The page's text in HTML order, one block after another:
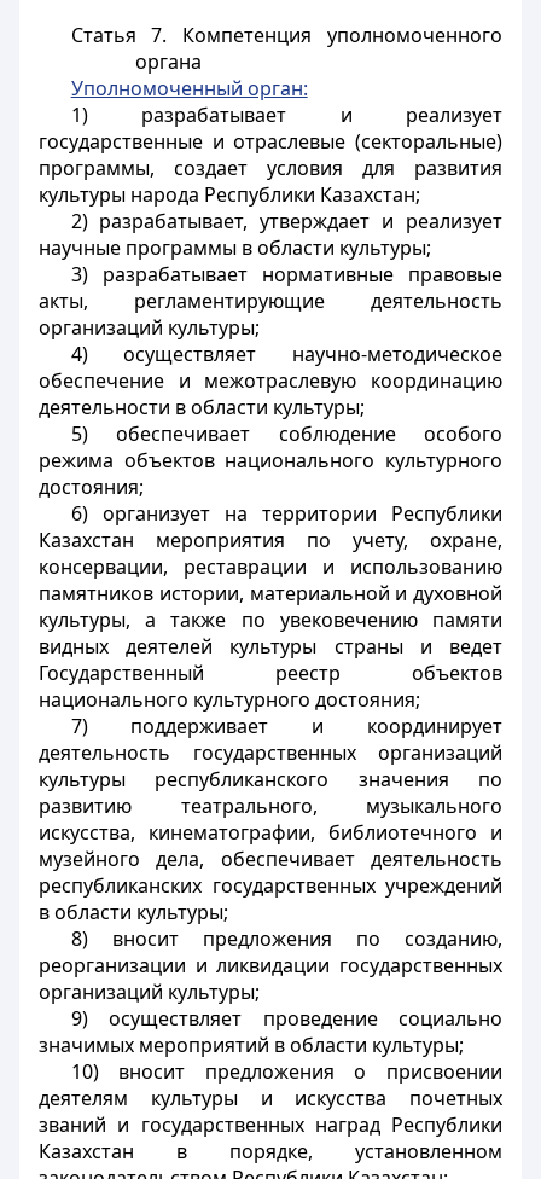
Статья 7. Компетенция уполномоченного
органа
Уполномоченный орган:
1) разрабатывает и реализует
государственные и отраслевые (секторальные)
программы, создает условия для развития
культуры народа Республики Казахстан;
2) разрабатывает, утверждает и реализует
научные программы в области культуры;
3) разрабатывает нормативные правовые
акты, регламентирующие деятельность
организаций культуры;
4) осуществляет научно-методическое
обеспечение и межотраслевую координацию
деятельности в области культуры;
5) обеспечивает соблюдение особого
режима объектов национального культурного
достояния;
6) организует на территории Республики
Казахстан мероприятия по учету, охране,
консервации, реставрации и использованию
памятников истории, материальной и духовной
культуры, а также по увековечению памяти
видных деятелей культуры страны и ведет
Государственный реестр объектов
национального культурного достояния;
7) поддерживает и координирует
деятельность государственных организаций
культуры республиканского значения по
развитию театрального, музыкального
искусства, кинематографии, библиотечного и
музейного дела, обеспечивает деятельность
республиканских государственных учреждений
в области культуры;
8) вносит предложения по созданию,
реорганизации и ликвидации государственных
организаций культуры;
9) осуществляет проведение социально
значимых мероприятий в области культуры;
10) вносит предложения о присвоении
деятелям культуры и искусства почетных
званий и государственных наград Республики
Казахстан в порядке, установленном